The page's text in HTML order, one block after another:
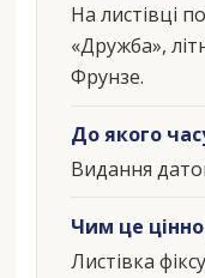
На листівці
«Дружба»,
Фрунзе.
До якого
Видання
Чим це
Листівка